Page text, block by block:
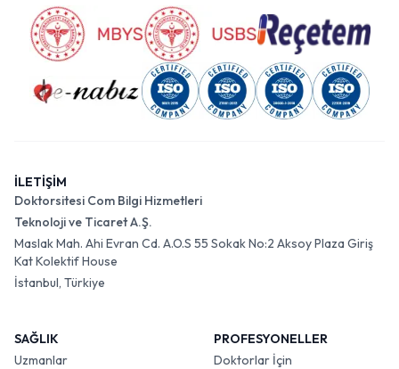
İLETİŞİM
Doktorsitesi Com Bilgi Hizmetleri
Teknoloji ve Ticaret A.Ş.
Maslak Mah. Ahi Evran Cd. A.O.S 55 Sokak No:2 Aksoy Plaza Giriş
Kat Kolektif House
İstanbul, Türkiye
SAĞLIK
Uzmanlar
PROFESYONELLER
Doktorlar İçin